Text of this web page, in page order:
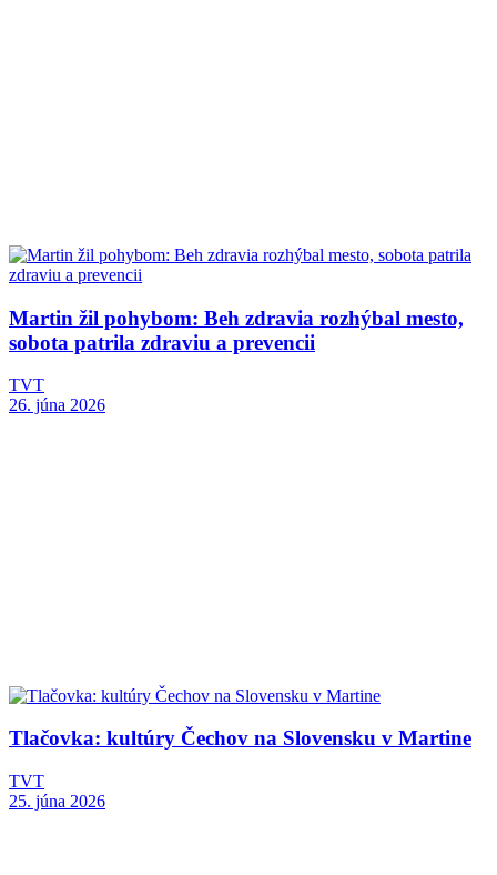
Martin žil pohybom: Beh zdravia rozhýbal mesto,
sobota patrila zdraviu a prevencii
TVT
26. júna 2026
Tlačovka: kultúry Čechov na Slovensku v Martine
TVT
25. júna 2026